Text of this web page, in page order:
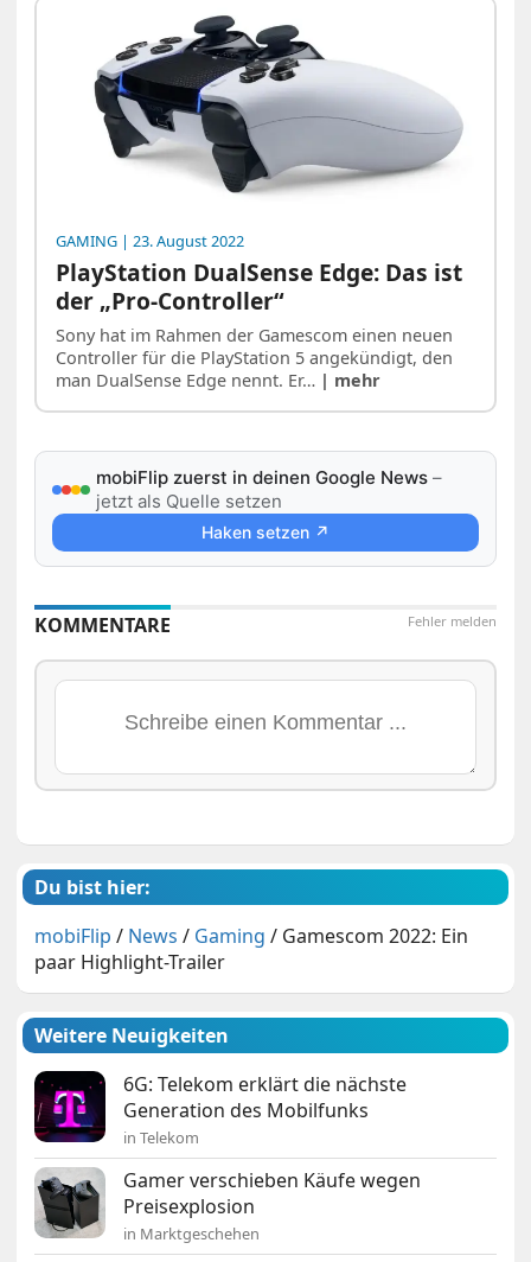
GAMING | 23. August 2022
PlayStation DualSense Edge: Das ist
der „Pro-Controller“
Sony hat im Rahmen der Gamescom einen neuen
Controller für die PlayStation 5 angekündigt, den
man DualSense Edge nennt. Er… | mehr
mobiFlip zuerst in deinen Google News –
jetzt als Quelle setzen
Haken setzen ↗
Fehler melden
KOMMENTARE
Du bist hier:
mobiFlip / News / Gaming / Gamescom 2022: Ein
paar Highlight-Trailer
Weitere Neuigkeiten
6G: Telekom erklärt die nächste
Generation des Mobilfunks
in Telekom
Gamer verschieben Käufe wegen
Preisexplosion
in Marktgeschehen